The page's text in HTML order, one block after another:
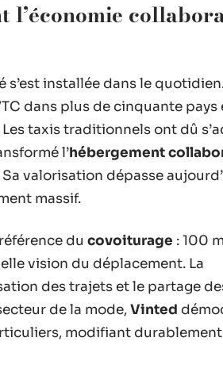
l’économie
s’est installée dans le
dans plus de cinquante pays
Les taxis traditionnels ont dû
l’hébergement
valorisation dépasse
massif.
du covoiturage : 100
vision du déplacement. La
des trajets et le partage
de la mode,Vinted
modifiant